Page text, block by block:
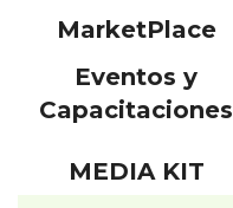
MarketPlace
Eventos y
Capacitaciones
MEDIA KIT